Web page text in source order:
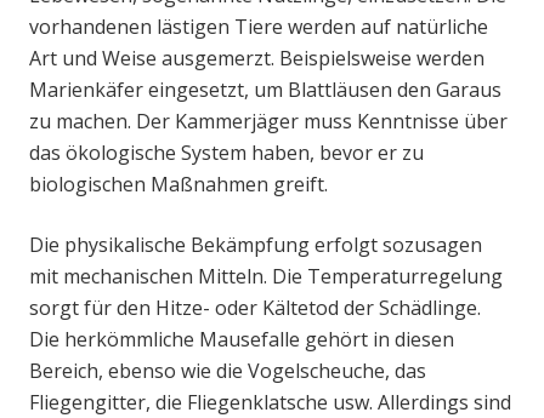
vorhandenen lästigen Tiere werden auf natürliche
Art und Weise ausgemerzt. Beispielsweise werden
Marienkäfer eingesetzt, um Blattläusen den Garaus
zu machen. Der Kammerjäger muss Kenntnisse über
das ökologische System haben, bevor er zu
biologischen Maßnahmen greift.
Die physikalische Bekämpfung erfolgt sozusagen
mit mechanischen Mitteln. Die Temperaturregelung
sorgt für den Hitze- oder Kältetod der Schädlinge.
Die herkömmliche Mausefalle gehört in diesen
Bereich, ebenso wie die Vogelscheuche, das
Fliegengitter, die Fliegenklatsche usw. Allerdings sind